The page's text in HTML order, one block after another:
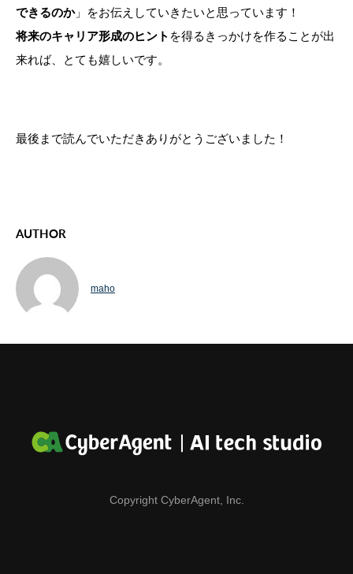
できるのか」をお伝えしていきたいと思っています！
将来のキャリア形成のヒント を得るきっかけを作ることが出
来れば、とても嬉しいです。
最後まで読んでいただきありがとうございました！
AUTHOR
maho
Copyright CyberAgent, Inc.